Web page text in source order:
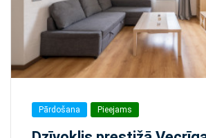
Pārdošana Pieejams